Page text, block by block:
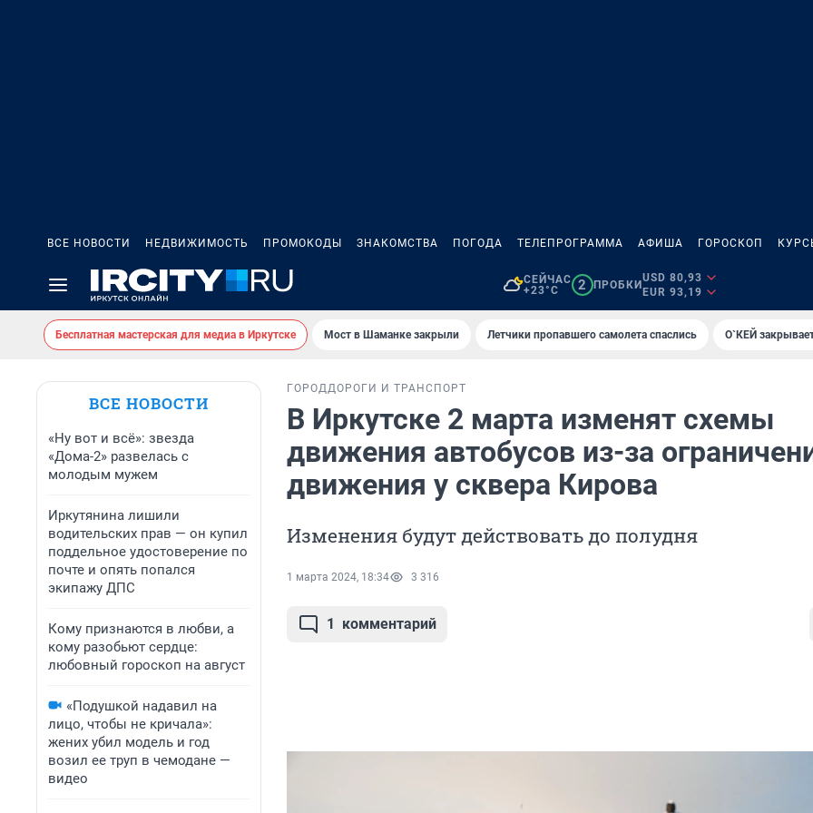
ВСЕ НОВОСТИ НЕДВИЖИМОСТЬ ПРОМОКОДЫ ЗНАКОМСТВА ПОГОДА ТЕЛЕПРОГРАММА АФИША ГОРОСКОП
СЕЙЧАС
+23°C
2 ПРОБКИ
USD 80,93
EUR 93,19
Бесплатная мастерская для медиа в Иркутске Мост в Шаманке закрыли Летчики пропавшего самолета спаслись О`КЕЙ
ВСЕ НОВОСТИ
«Ну вот и всё»: звезда
«Дома-2» развелась с
молодым мужем
Иркутянина лишили
водительских прав — он купил
поддельное удостоверение по
почте и опять попался
экипажу ДПС
Кому признаются в любви, а
кому разобьют сердце:
любовный гороскоп на август
«Подушкой надавил на
лицо, чтобы не кричала»:
жених убил модель и год
возил ее труп в чемодане —
видео
ГОРОДДОРОГИ И ТРАНСПОРТ
В Иркутске 2 марта изменят схемы
движения автобусов из-за
движения у сквера Кирова
Изменения будут действовать до полудня
1 марта 2024, 18:34 3 316
1 комментарий